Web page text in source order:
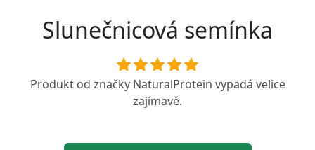
Slunečnicová semínka
Produkt od značky NaturalProtein vypadá velice
zajímavě.